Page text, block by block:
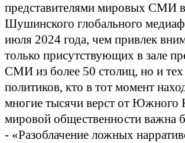
представителями мировых СМИ
Шушинского глобального
июля 2024 года, чем привлек
только присутствующих в зале
СМИ из более 50 столиц, но и тех
политиков, кто в тот момент
многие тысячи верст от Южного
мировой общественности важна
- «Разоблачение ложных